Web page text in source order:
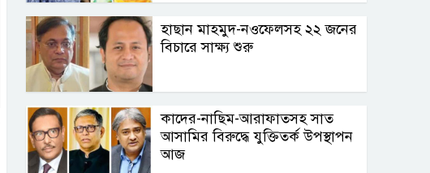
হাছান মাহমুদ-নওফেলসহ ২২ জনের
বিচারে সাক্ষ্য শুরু
কাদের-নাছিম-আরাফাতসহ সাত
আসামির বিরুদ্ধে যুক্তিতর্ক উপস্থাপন
আজ